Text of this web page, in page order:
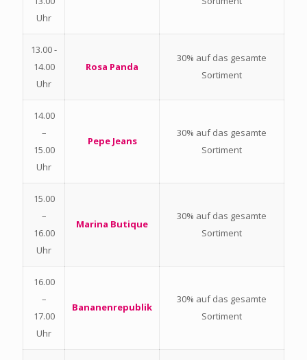
Uhr
13.00 -
14.00
Uhr
Rosa Panda
30% auf das gesamte
Sortiment
14.00
–
15.00
Uhr
Pepe Jeans
30% auf das gesamte
Sortiment
15.00
–
16.00
Uhr
Marina Butique
30% auf das gesamte
Sortiment
16.00
–
17.00
Uhr
Bananenrepublik
30% auf das gesamte
Sortiment